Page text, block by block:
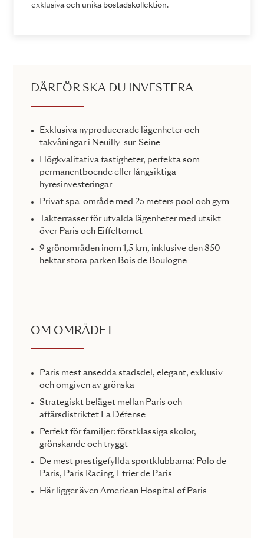
exklusiva och unika bostadskollektion.
DÄRFÖR SKA DU INVESTERA
Exklusiva nyproducerade lägenheter och
takvåningar i Neuilly-sur-Seine
Högkvalitativa fastigheter, perfekta som
permanentboende eller långsiktiga
hyresinvesteringar
Privat spa-område med 25 meters pool och gym
Takterrasser för utvalda lägenheter med utsikt
över Paris och Eiffeltornet
9 grönområden inom 1,5 km, inklusive den 850
hektar stora parken Bois de Boulogne
OM OMRÅDET
Paris mest ansedda stadsdel, elegant, exklusiv
och omgiven av grönska
Strategiskt beläget mellan Paris och
affärsdistriktet La Défense
Perfekt för familjer: förstklassiga skolor,
grönskande och tryggt
De mest prestigefyllda sportklubbarna: Polo de
Paris, Paris Racing, Etrier de Paris
Här ligger även American Hospital of Paris